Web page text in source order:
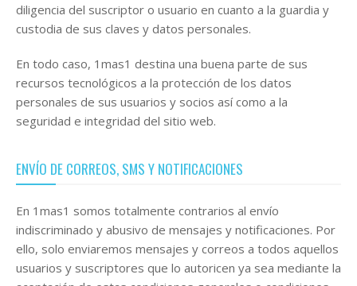
diligencia del suscriptor o usuario en cuanto a la guardia y
custodia de sus claves y datos personales.
En todo caso, 1mas1 destina una buena parte de sus
recursos tecnológicos a la protección de los datos
personales de sus usuarios y socios así como a la
seguridad e integridad del sitio web.
ENVÍO DE CORREOS, SMS Y NOTIFICACIONES
En 1mas1 somos totalmente contrarios al envío
indiscriminado y abusivo de mensajes y notificaciones. Por
ello, solo enviaremos mensajes y correos a todos aquellos
usuarios y suscriptores que lo autoricen ya sea mediante la